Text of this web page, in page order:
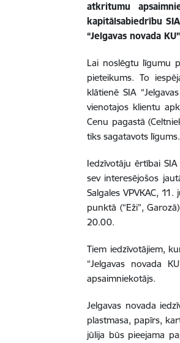
atkritumu
kapitālsabiedrību
“Jelgavas novada
Lai noslēgtu līgumu
pieteikums. To
klātienē SIA
vienotajos klientu
Cenu pagastā
tiks sagatavots līgums.
Iedzīvotāju ērtībai
sev interesējošos
Salgales VPVKAC,
punktā (“Eži”,
20.00.
Tiem iedzīvotājiem,
“Jelgavas novada
apsaimniekotājs.
Jelgavas novada
plastmasa, papīrs,
jūlija būs pieejama